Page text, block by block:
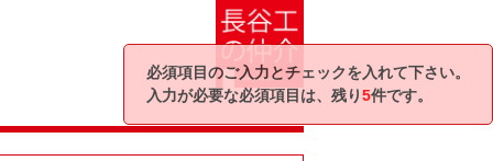
必須項目のご入力とチェックを入れて下さい。
入力が必要な必須項目は、残り5件です。